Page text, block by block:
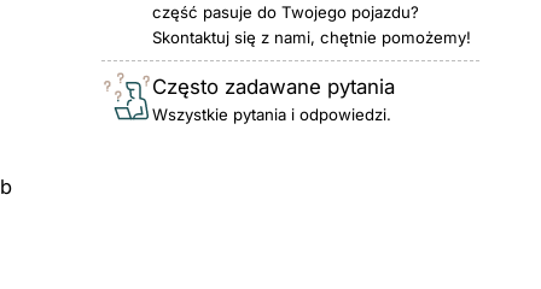
część pasuje do Twojego pojazdu?
Skontaktuj się z nami, chętnie pomożemy!
Często zadawane pytania
Wszystkie pytania i odpowiedzi.